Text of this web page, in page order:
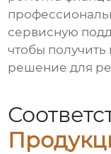
сервисную
чтобы
решение для